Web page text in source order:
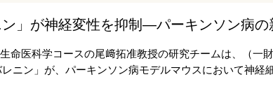
ン」が神経変性を抑制―パーキンソン病
命医科学コースの尾﨑拓准教授の研究チームは、（一
ニン」が、パーキンソン病モデルマウスにおいて神経